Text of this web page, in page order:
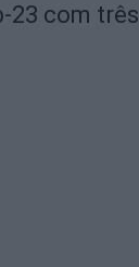
23 com três